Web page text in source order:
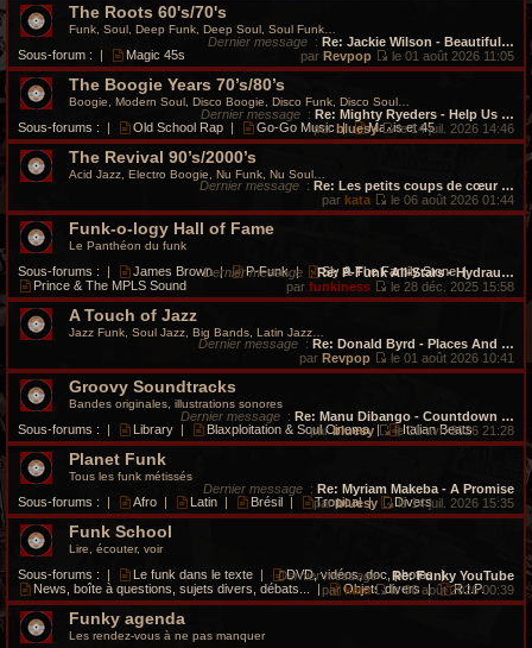
The Roots 60's/70's
Funk, Soul, Deep Funk, Deep Soul, Soul Funk…
Sous-forum : | Magic 45s
Dernier message : Re: Jackie Wilson - Beautiful…
par Revpop
V
r
l
e
r
n
i
e
s
s
e
le 01 août 2026 11:05
The Boogie Years 70’s/80’s
Boogie, Modern Soul, Disco Boogie, Disco Funk, Disco Soul…
Sous-forums : | Old School Rap | Go-Go Music | Maxis et 45
Dernier message : Re: Mighty Ryeders - Help Us …
parbluesy
V
r
l
e
n
i
e
e
s
s
e
le 14 juil. 2026 14:46
The Revival 90’s/2000’s
Acid Jazz, Electro Boogie, Nu Funk, Nu Soul…
Dernier message : Re: Les petits coups de cœur …
par kata
V
l
e
d
n
e
e
s
s
e
le 06 août 2026 01:44
Funk-o-logy Hall of Fame
Le Panthéon du funk
Sous-forums : | James Brown | P-Funk | Sly & The Family Stone |
Prince & The MPLS Sound
Dernier message :Re: P-Funk All-Stars - Hydrau…
par funkiness
V
r
e
r
n
i
m
e
s
e
le 28 déc. 2025 15:58
A Touch of Jazz
Jazz Funk, Soul Jazz, Big Bands, Latin Jazz…
Dernier message : Re: Donald Byrd - Places And …
par Revpop
V
r
l
e
r
n
i
e
s
s
le 01 août 2026 10:41
Groovy Soundtracks
Bandes originales, illustrations sonores
Sous-forums : | Library | Blaxploitation & Soul Cinema | Italian Beats
Dernier message : Re: Manu Dibango - Countdown …
parbluesy
V
r
l
e
n
i
e
le 21 avr. 2026 21:28
Planet Funk
Tous les funk métissés
Sous-forums : | Afro | Latin | Brésil | Tropical | Divers
Dernier message : Re: Myriam Makeba - A Promise
parbluesy
V
l
e
d
le 14 juil. 2026 15:35
Funk School
Lire, écouter, voir
Sous-forums : | Le funk dans le texte | DVD, vidéos, doc, photos |
News, boîte à questions, sujets divers, débats...
| Objets divers | R.I.P.
Dernier message:Re: Funky YouTube
parkata
V
le 06 août 2026 00:39
Funky agenda
Les rendez-vous à ne pas manquer